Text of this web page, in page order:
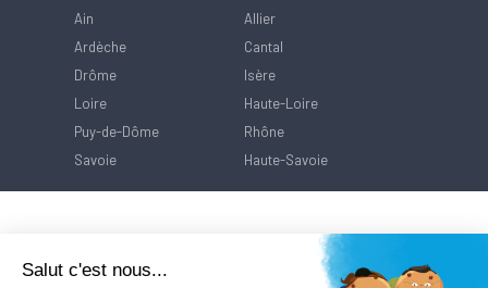
Ain
Allier
Ardèche
Cantal
Drôme
Isère
Loire
Haute-Loire
Puy-de-Dôme
Rhône
Savoie
Haute-Savoie
Salut c'est nous...